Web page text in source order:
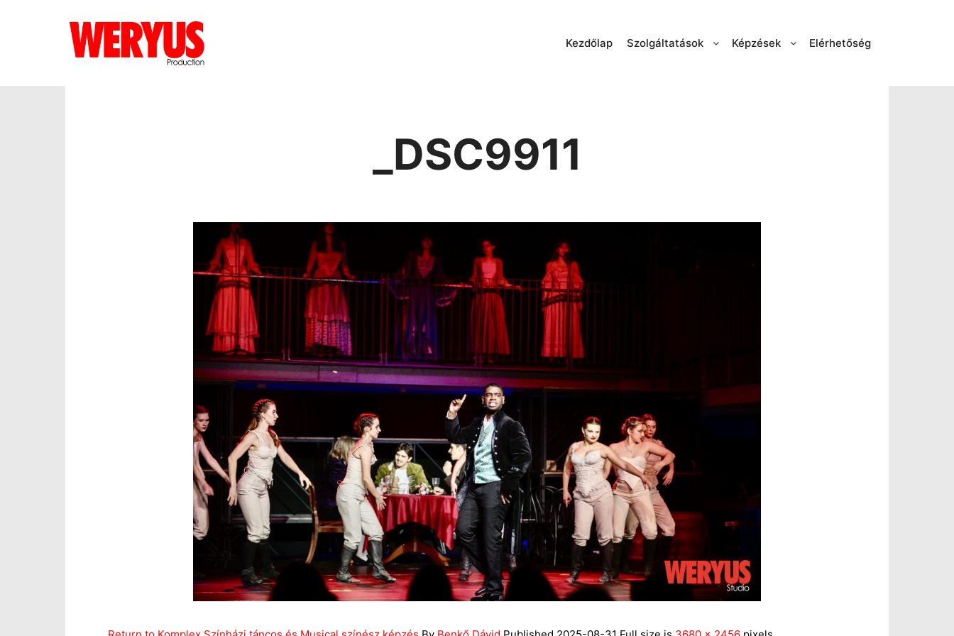
Kezdőlap Szolgáltatások Képzések Elérhetőség
_DSC9911